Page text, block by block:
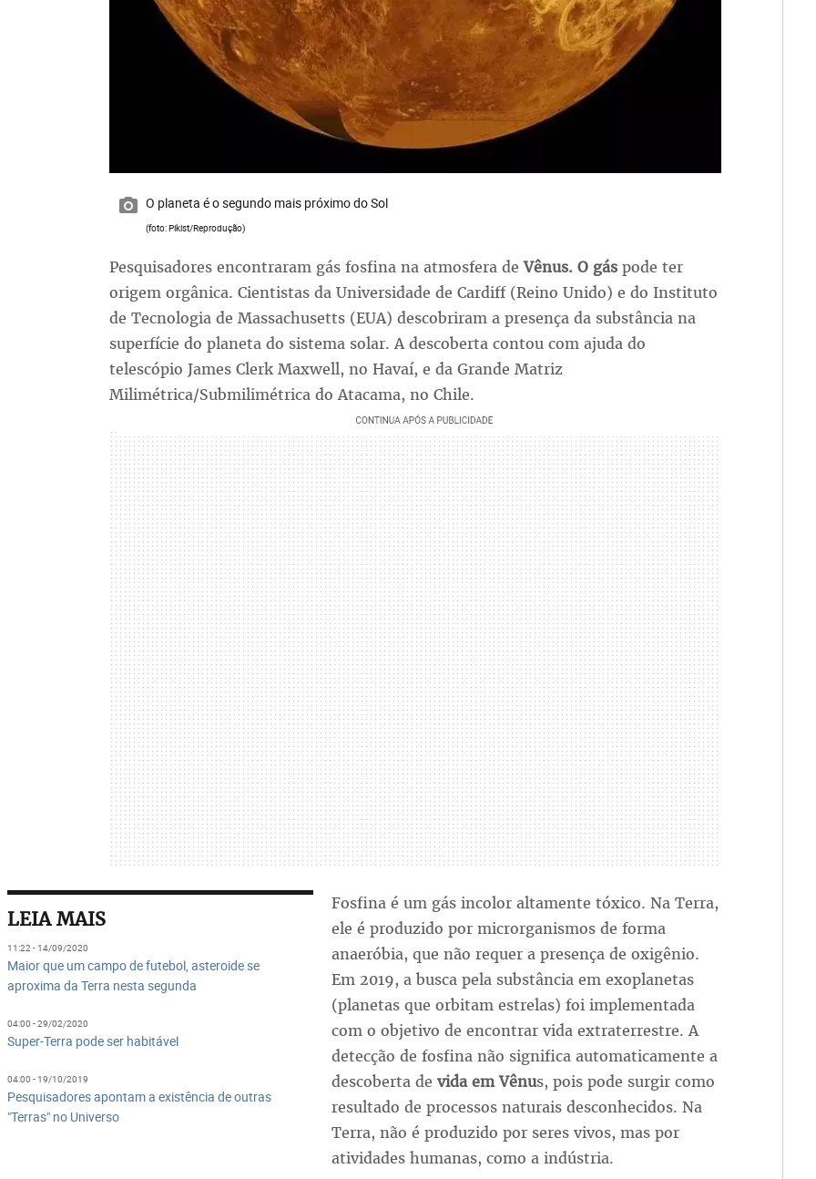
O planeta é o segundo mais próximo do Sol
(foto: Pikist/Reprodução)
Pesquisadores encontraram gás fosfina na atmosfera deVênus. O gáspode ter
origem orgânica. Cientistas da Universidade de Cardiff (Reino Unido) e do Instituto
de Tecnologia de Massachusetts (EUA) descobriram a presença da substância na
superfície do planeta do sistema solar. A descoberta contou com ajuda do
telescópio James Clerk Maxwell, no Havaí, e da Grande Matriz
Milimétrica/Submilimétrica do Atacama, no Chile.
LEIA MAIS
11:22 - 14/09/2020
Maior que um campo de futebol, asteroide se
aproxima da Terra nesta segunda
04:00 - 29/02/2020
Super-Terra pode ser habitável
04:00 - 19/10/2019
Pesquisadores apontam a existência de outras
"Terras" no Universo
Fosfina é um gás incolor altamente tóxico. Na Terra,
ele é produzido por microrganismos de forma
anaeróbia, que não requer a presença de oxigênio.
Em 2019, a busca pela substância em exoplanetas
(planetas que orbitam estrelas) foi implementada
com o objetivo de encontrar vida extraterrestre. A
detecção de fosfina não significa automaticamente a
descoberta de vida em Vênus, pois pode surgir como
resultado de processos naturais desconhecidos. Na
Terra, não é produzido por seres vivos, mas por
atividades humanas, como a indústria.